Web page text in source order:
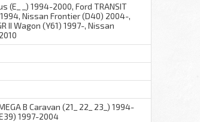
(E_ _) 1994-2000, Ford TRANSIT
1994, Nissan Frontier (D40) 2004-,
II Wagon (Y61) 1997-, Nissan
B Caravan (21_ 22_ 23_) 1994-
1997-2004